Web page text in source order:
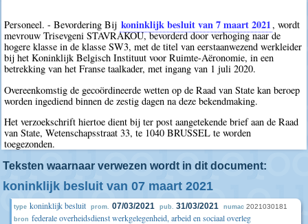
Personeel. - Bevordering Bij koninklijk besluit van 7 maart 2021, wordt
mevrouw Trisevgeni STAVRAKOU, bevorderd door verhoging naar de
hogere klasse in de klasse SW3, met de titel van eerstaanwezend werkleider
bij het Koninklijk Belgisch Instituut voor Ruimte-Aëronomie, in een
betrekking van het Franse taalkader, met ingang van 1 juli 2020.
Overeenkomstig de gecoördineerde wetten op de Raad van State kan beroep
worden ingediend binnen de zestig dagen na deze bekendmaking.
Het verzoekschrift hiertoe dient bij ter post aangetekende brief aan de Raad
van State, Wetenschapsstraat 33, te 1040 BRUSSEL te worden
toegezonden.
Teksten waarnaar verwezen wordt in dit document:
koninklijk besluit van 07 maart 2021
type koninklijk besluit prom. 07/03/2021 pub. 31/03/2021 numac 2021030181
bron federale overheidsdienst werkgelegenheid, arbeid en sociaal overleg